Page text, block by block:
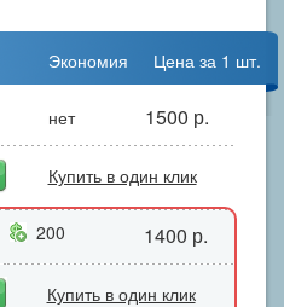
Экономия Цена за 1 шт.
нет 1500 р.
Купить в один клик
200 1400 р.
Купить в один клик